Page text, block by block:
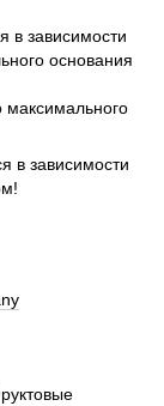
в зависимости
основания
максимального
в зависимости